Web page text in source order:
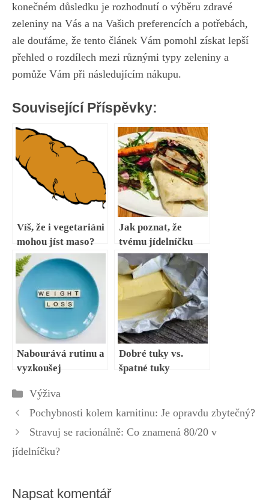
konečném důsledku je rozhodnutí o výběru zdravé
zeleniny na Vás⁤ a na Vašich⁢ preferencích a ‍potřebách,
ale doufáme, že tento⁤ článek‍ Vám pomohl získat ​lepší
přehled o rozdílech​ mezi různými typy zeleniny a
pomůže Vám při následujícím nákupu.
Související Příspěvky:
Víš, že i vegetariáni
mohou jíst maso?
Máme pro tebe
nejčastější typy
vegetariánských
Jak poznat, že
tvému jídelníčku
chybí sacharidy? 8
signálů
Nabourává rutinu a
vyzkoušej
Jak je začlenit do
jídelníčku?
Dobré tuky vs.
špatné tuky
Rubriky
Výživa
Pochybnosti kolem karnitinu: Je opravdu zbytečný?
Stravuj se racionálně: Co znamená 80/20 v
jídelníčku?
Napsat komentář